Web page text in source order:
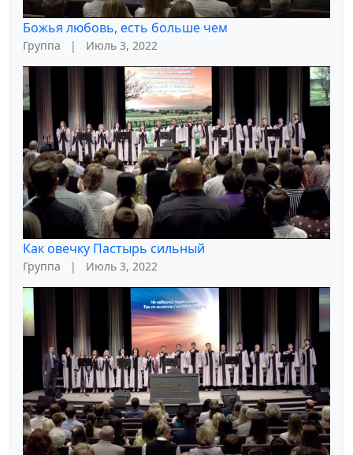
Божья любовь, есть больше чем
Группа | Июль 3, 2022
Как овечку Пастырь сильный
Группа | Июль 3, 2022